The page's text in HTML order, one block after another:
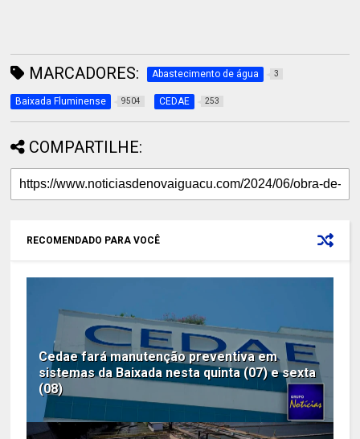
MARCADORES: Abastecimento de água 3
Baixada Fluminense 9504 CEDAE 253
COMPARTILHE:
RECOMENDADO PARA VOCÊ
Cedae fará manutenção preventiva em
sistemas da Baixada nesta quinta (07) e sexta
(08)